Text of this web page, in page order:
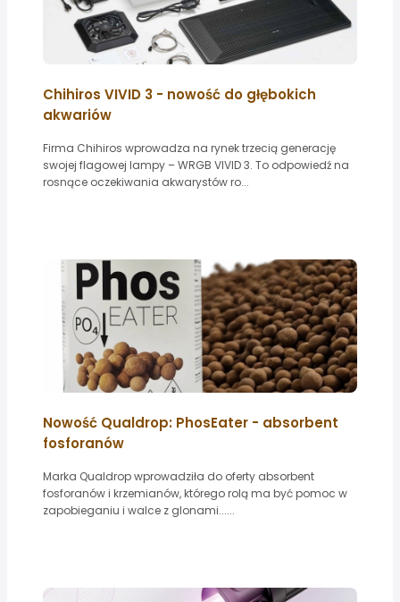
Chihiros VIVID 3 - nowość do głębokich
akwariów
Firma Chihiros wprowadza na rynek trzecią generację
swojej flagowej lampy – WRGB VIVID 3. To odpowiedź na
rosnące oczekiwania akwarystów ro...
Nowość Qualdrop: PhosEater - absorbent
fosforanów
Marka Qualdrop wprowadziła do oferty absorbent
fosforanów i krzemianów, którego rolą ma być pomoc w
zapobieganiu i walce z glonami......